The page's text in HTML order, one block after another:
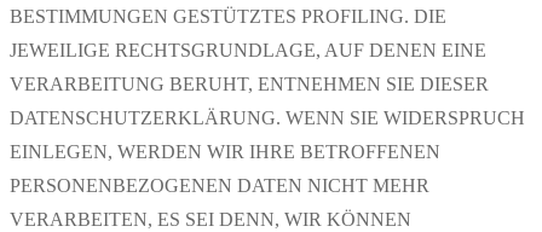
BESTIMMUNGEN GESTÜTZTES PROFILING. DIE
JEWEILIGE RECHTSGRUNDLAGE, AUF DENEN EINE
VERARBEITUNG BERUHT, ENTNEHMEN SIE DIESER
DATENSCHUTZERKLÄRUNG. WENN SIE WIDERSPRUCH
EINLEGEN, WERDEN WIR IHRE BETROFFENEN
PERSONENBEZOGENEN DATEN NICHT MEHR
VERARBEITEN, ES SEI DENN, WIR KÖNNEN